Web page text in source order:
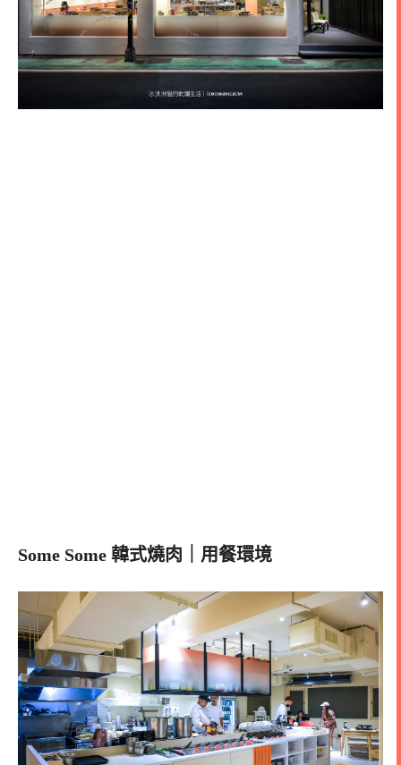
Some Some 韓式燒肉 ｜用餐環境